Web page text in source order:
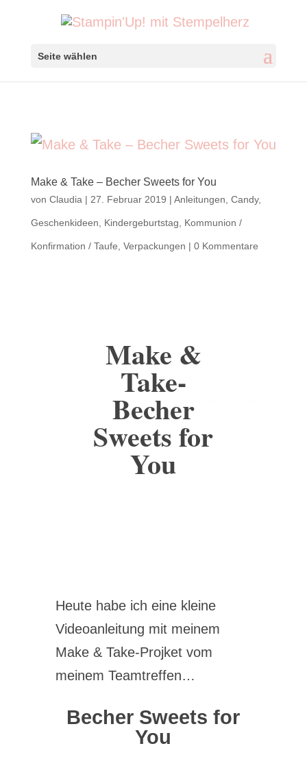
Seite wählen
Make & Take – Becher Sweets for You
von Claudia | 27. Februar 2019 | Anleitungen Candy,
Geschenkideen Kindergeburtstag Kommunion /
Konfirmation / Taufe Verpackungen | 0 Kommentare
Make &
Take-
Becher
Sweets for
You
Heute habe ich eine kleine
Videoanleitung mit meinem
Make & Take-Projket vom
meinem Teamtreffen…
Becher Sweets for
You